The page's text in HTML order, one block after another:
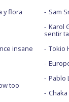
y flora
insane
too
Sam
Karol
sentir
Tokio
Pablo